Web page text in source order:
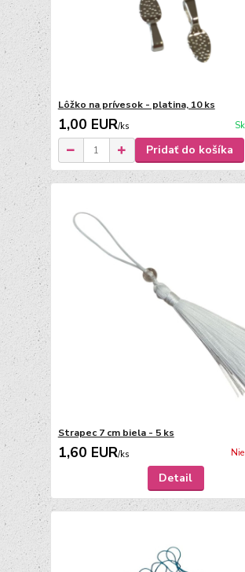
Lôžko na prívesok - platina, 10 ks
1,00 EUR/ks
Pridať do košíka
Strapec 7 cm biela - 5 ks
1,60 EUR/ks
Detail